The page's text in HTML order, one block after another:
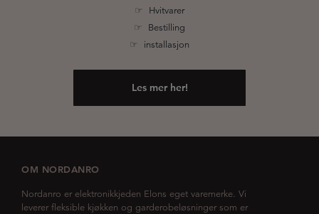
☞ Hvitvarer
☞ Bestilling
☞ installasjon
Les mer her!
OM NORDANRO
Nordanro er elektronikkjeden Elons eget varemerke. Vi
leverer fleksible kjøkken og garderobeløsninger som er